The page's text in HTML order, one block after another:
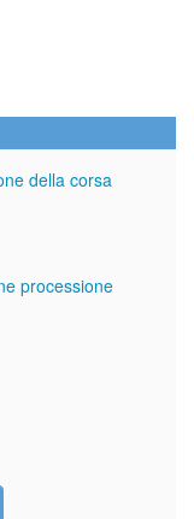
della corsa
processione